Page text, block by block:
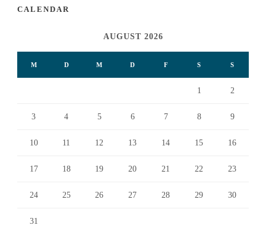
CALENDAR
AUGUST 2026
M D M D F S S
1 2
3 4 5 6 7 8 9
10 11 12 13 14 15 16
17 18 19 20 21 22 23
24 25 26 27 28 29 30
31